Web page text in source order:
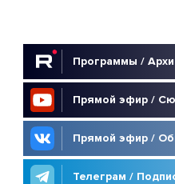
Программы /
Прямой эфир /
Прямой эфир /
Телеграм /